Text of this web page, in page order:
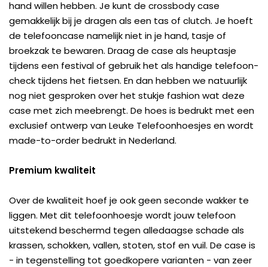
hand willen hebben. Je kunt de crossbody case
gemakkelijk bij je dragen als een tas of clutch. Je hoeft
de telefooncase namelijk niet in je hand, tasje of
broekzak te bewaren. Draag de case als heuptasje
tijdens een festival of gebruik het als handige telefoon-
check tijdens het fietsen. En dan hebben we natuurlijk
nog niet gesproken over het stukje fashion wat deze
case met zich meebrengt. De hoes is bedrukt met een
exclusief ontwerp van Leuke Telefoonhoesjes en wordt
made-to-order bedrukt in Nederland.
Premium kwaliteit
Over de kwaliteit hoef je ook geen seconde wakker te
liggen. Met dit telefoonhoesje wordt jouw telefoon
uitstekend beschermd tegen alledaagse schade als
krassen, schokken, vallen, stoten, stof en vuil. De case is
- in tegenstelling tot goedkopere varianten - van zeer